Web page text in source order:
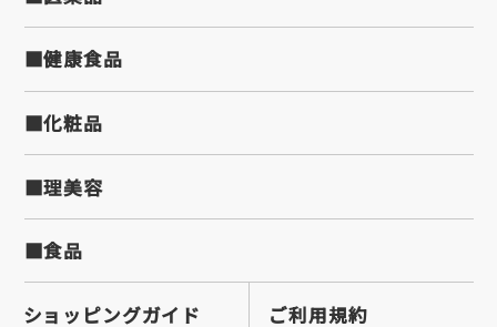
■健康食品
■化粧品
■理美容
■食品
ショッピングガイド ご利用規約